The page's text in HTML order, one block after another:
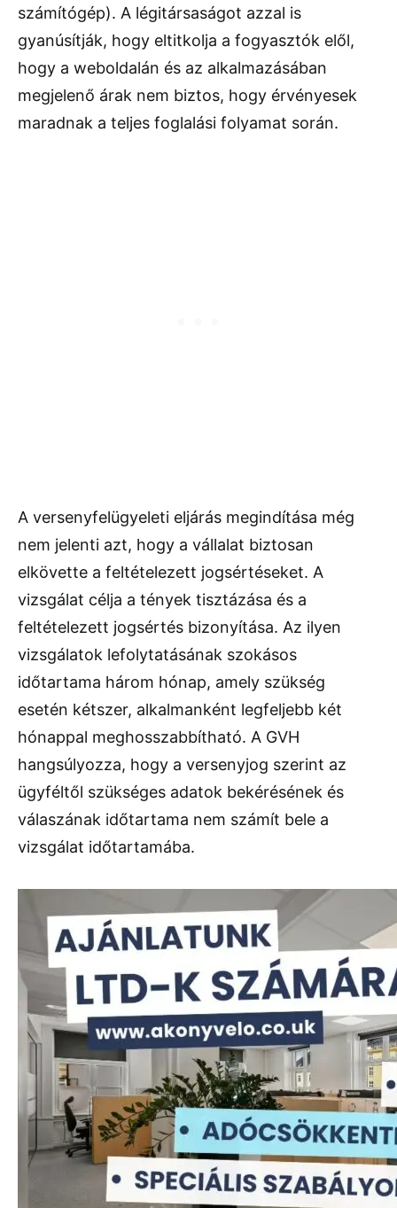
számítógép). A légitársaságot azzal is
gyanúsítják, hogy eltitkolja a fogyasztók elől,
hogy a weboldalán és az alkalmazásában
megjelenő árak nem biztos, hogy érvényesek
maradnak a teljes foglalási folyamat során.
A versenyfelügyeleti eljárás megindítása még
nem jelenti azt, hogy a vállalat biztosan
elkövette a feltételezett jogsértéseket. A
vizsgálat célja a tények tisztázása és a
feltételezett jogsértés bizonyítása. Az ilyen
vizsgálatok lefolytatásának szokásos
időtartama három hónap, amely szükség
esetén kétszer, alkalmanként legfeljebb két
hónappal meghosszabbítható. A GVH
hangsúlyozza, hogy a versenyjog szerint az
ügyféltől szükséges adatok bekérésének és
válaszának időtartama nem számít bele a
vizsgálat időtartamába.